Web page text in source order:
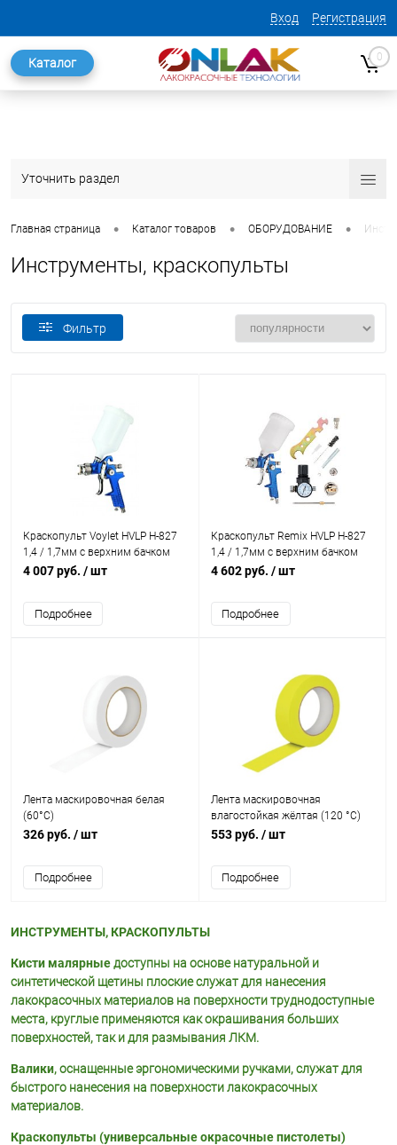
Вход Регистрация
Каталог 0
Уточнить раздел
Главная страница • Каталог товаров • ОБОРУДОВАНИЕ •
Инструменты, краскопульты
Фильтр
Краскопульт Voylet HVLP H-827
1,4 / 1,7мм с верхним бачком
600мл
4 007 руб. / шт
Подробнее
Краскопульт Remix HVLP H-827
1,4 / 1,7мм c верхним бачком
600мл (блистер, сменный
4 602 руб. / шт
Подробнее
Лента маскировочная белая
(60°С)
326 руб. / шт
Подробнее
Лента маскировочная
влагостойкая жёлтая (120 °С)
553 руб. / шт
Подробнее
ИНСТРУМЕНТЫ, КРАСКОПУЛЬТЫ
Кисти малярныедоступны на основе натуральной и
синтетической щетины плоские служат для нанесения
лакокрасочных материалов на поверхности труднодоступные
места, круглые применяются как окрашивания больших
поверхностей, так и для размывания ЛКМ.
Валики, оснащенные эргономическими ручками, служат для
быстрого нанесения на поверхности лакокрасочных
материалов.
Краскопульты (универсальные окрасочные пистолеты)